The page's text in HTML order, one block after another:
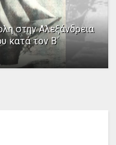
στην Αλεξάνδρεια
κατά τον Β΄